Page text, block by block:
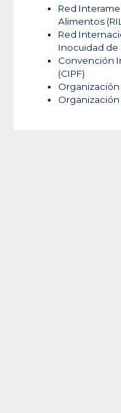
Red
Alimentos
Red
Inocuidad de
Convención
(CIPF)
Organización
Organización